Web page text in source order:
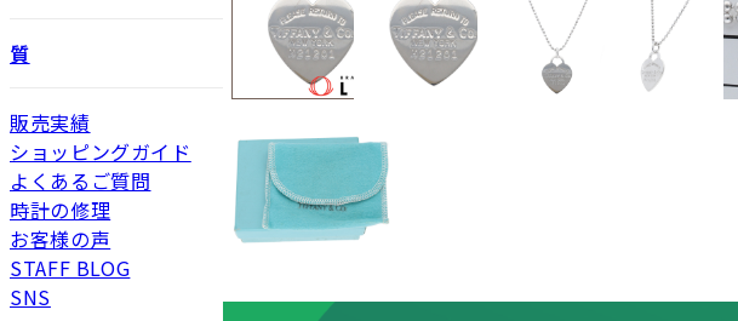
質
販売実績
ショッピングガイド
よくあるご質問
時計の修理
お客様の声
STAFF BLOG
SNS
新品
新品状態。
未使用 展示品などの未使用品。
SAランク未使用同様品。数回使用した程度、もしくは
Aランク 僅かな傷、汚れはありますが比較的程度の良
ABランク
少々使用感はありますが、キズや汚れが少な
Bランク 一般的な使用感があり、傷・汚れがあるが使
BCランクとても使用感のある商品。傷や汚れなどがあ